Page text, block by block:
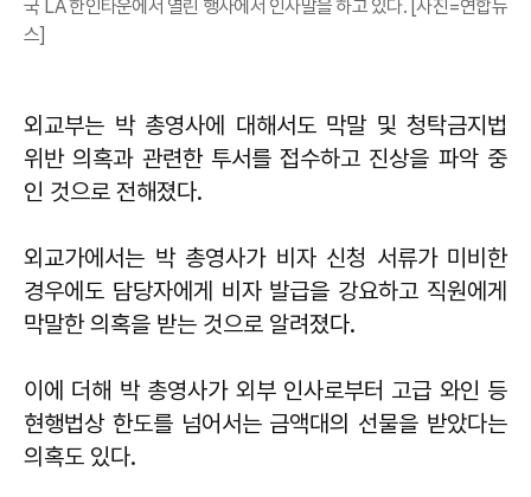
국 LA 한인타운에서 열린 행사에서 인사말을 하고 있다. [사진=연합뉴
스]
외교부는 박 총영사에 대해서도 막말 및 청탁금지법
위반 의혹과 관련한 투서를 접수하고 진상을 파악 중
인 것으로 전해졌다.
외교가에서는 박 총영사가 비자 신청 서류가 미비한
경우에도 담당자에게 비자 발급을 강요하고 직원에게
막말한 의혹을 받는 것으로 알려졌다.
이에 더해 박 총영사가 외부 인사로부터 고급 와인 등
현행법상 한도를 넘어서는 금액대의 선물을 받았다는
의혹도 있다.